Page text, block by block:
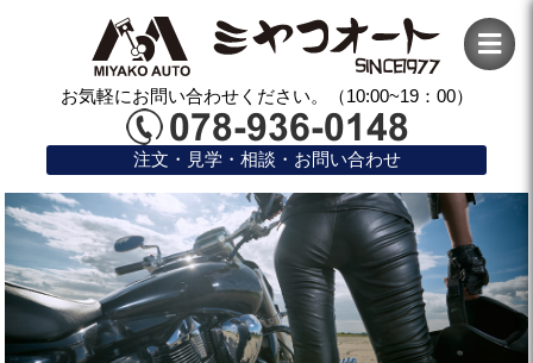
お気軽にお問い合わせください。（10:00~19：00）
注文・見学・相談・お問い合わせ